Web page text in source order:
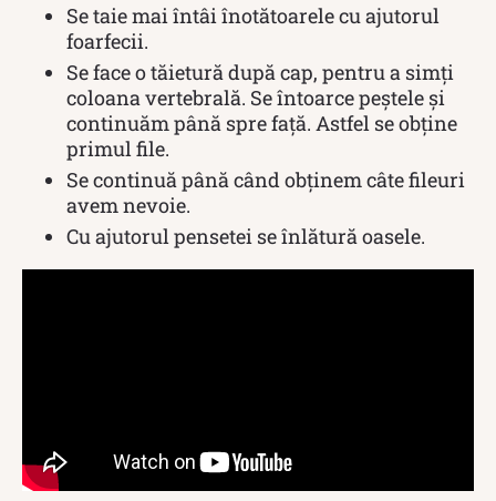
Se taie mai întâi înotătoarele cu ajutorul
foarfecii.
Se face o tăietură după cap, pentru a simți
coloana vertebrală. Se întoarce peștele și
continuăm până spre față. Astfel se obține
primul file.
Se continuă până când obținem câte fileuri
avem nevoie.
Cu ajutorul pensetei se înlătură oasele.